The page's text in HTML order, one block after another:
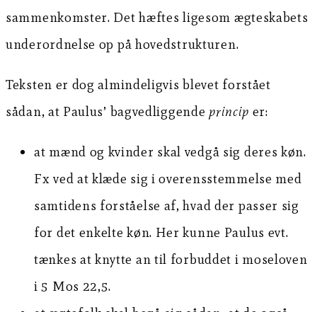
sammenkomster. Det hæftes ligesom ægteskabets
underordnelse op på hovedstrukturen.
Teksten er dog almindeligvis blevet forstået
sådan, at Paulus’ bagvedliggende princip er:
at mænd og kvinder skal vedgå sig deres køn.
Fx ved at klæde sig i overensstemmelse med
samtidens forståelse af, hvad der passer sig
for det enkelte køn. Her kunne Paulus evt.
tænkes at knytte an til forbuddet i moseloven
i 5 Mos 22,5.